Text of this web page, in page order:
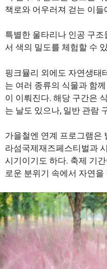
책로와 어우러져 걷는 이
특별한 울타리나 인공 구
서 색의 밀도를 체험할 수
핑크뮬리 외에도 자연생태
는 여러 종류의 식물과 함
이 이뤄진다. 해당 구간은
는 날도 있으나, 일반 관람
가을철엔 연계 프로그램은
라섬국제재즈페스티벌과
시기이기도 하다. 축제 기
로운 분위기 속에서 자연을